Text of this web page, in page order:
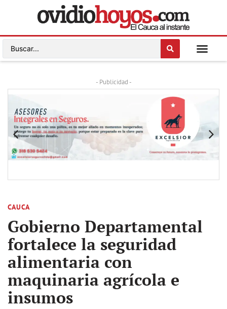
- Publicidad -
CAUCA
Gobierno Departamental
fortalece la seguridad
alimentaria con
maquinaria agrícola e
insumos